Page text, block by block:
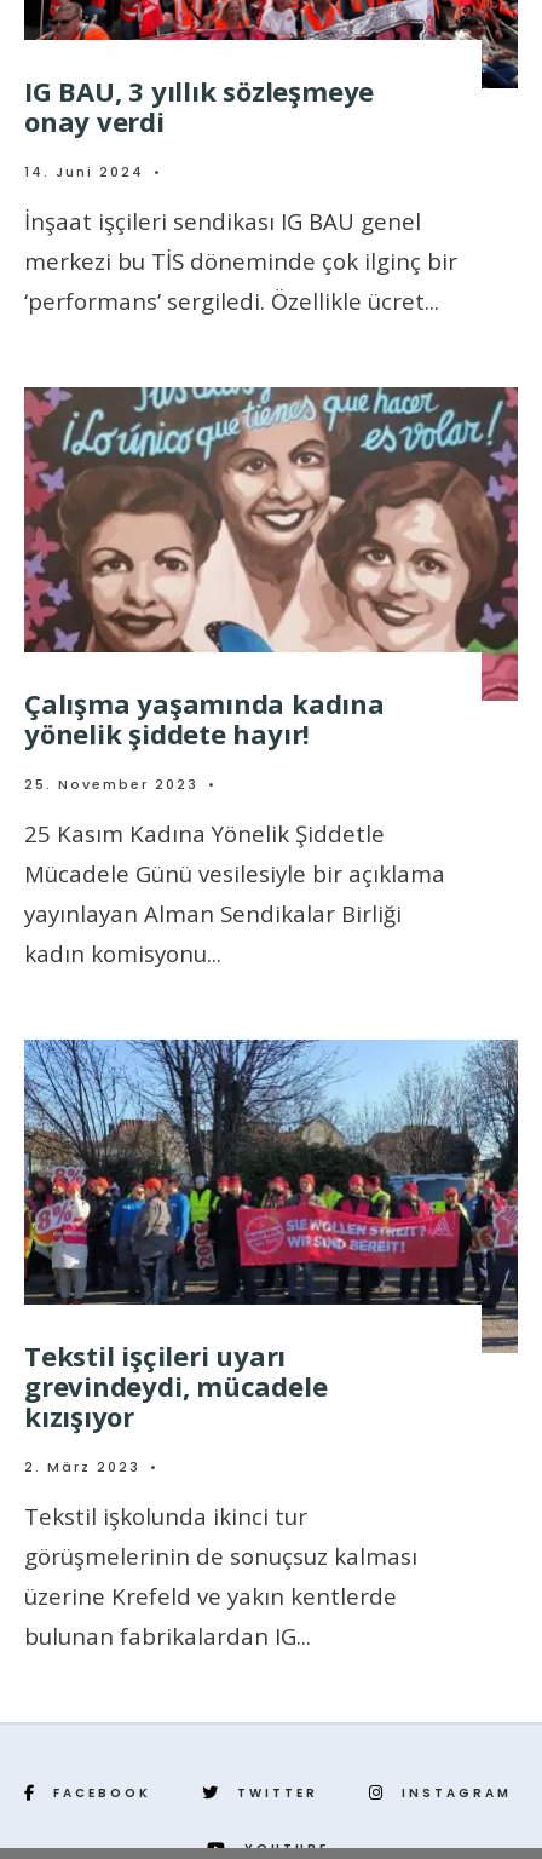
IG BAU, 3 yıllık sözleşmeye
onay verdi
14. Juni 2024 •
İnşaat işçileri sendikası IG BAU genel
merkezi bu TİS döneminde çok ilginç bir
‘performans’ sergiledi. Özellikle ücret...
Çalışma yaşamında kadına
yönelik şiddete hayır!
25. November 2023 •
25 Kasım Kadına Yönelik Şiddetle
Mücadele Günü vesilesiyle bir açıklama
yayınlayan Alman Sendikalar Birliği
kadın komisyonu...
Tekstil işçileri uyarı
grevindeydi, mücadele
kızışıyor
2. März 2023 •
Tekstil işkolunda ikinci tur
görüşmelerinin de sonuçsuz kalması
üzerine Krefeld ve yakın kentlerde
bulunan fabrikalardan IG...
FACEBOOK TWITTER INSTAGRAM
YOUTUBE